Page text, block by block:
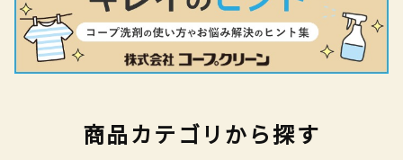
商品カテゴリから探す